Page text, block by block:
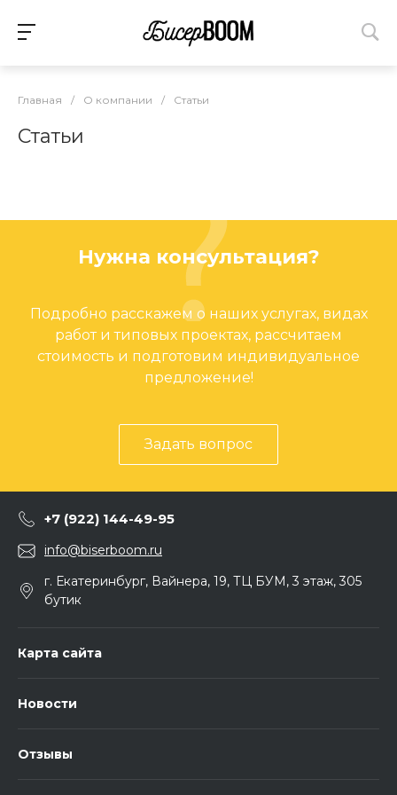
Главная / О компании / Статьи
Статьи
Нужна консультация?
Подробно расскажем о наших услугах, видах
работ и типовых проектах, рассчитаем
стоимость и подготовим индивидуальное
предложение!
Задать вопрос
+7 (922) 144-49-95
info@biserboom.ru
г. Екатеринбург, Вайнера, 19, ТЦ БУМ, 3 этаж, 305
бутик
Карта сайта
Новости
Отзывы